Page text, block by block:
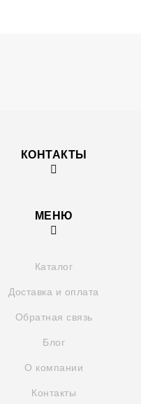
КОНТАКТЫ
МЕНЮ
Каталог
Доставка и оплата
Обратная связь
Блог
О компании
Контакты